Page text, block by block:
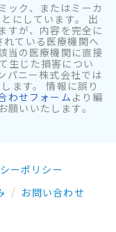
ック、またはミーカ
にしています。 出
すが、内容を完全に
ている医療機関へ
当の医療機関に直接
生じた損害につい
パニー株式会社では
ます。 情報に誤り
わせフォーム より編
いいたします。
ーポリシー
お問い合わせ